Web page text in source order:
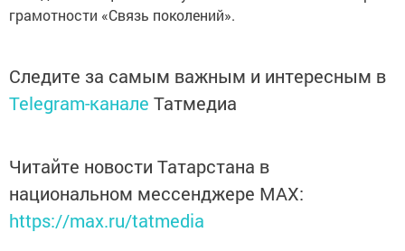
грамотности «Связь поколений».
Следите за самым важным и интересным в
Telegram-канале Татмедиа
Читайте новости Татарстана в
национальном мессенджере MАХ:
https://max.ru/tatmedia